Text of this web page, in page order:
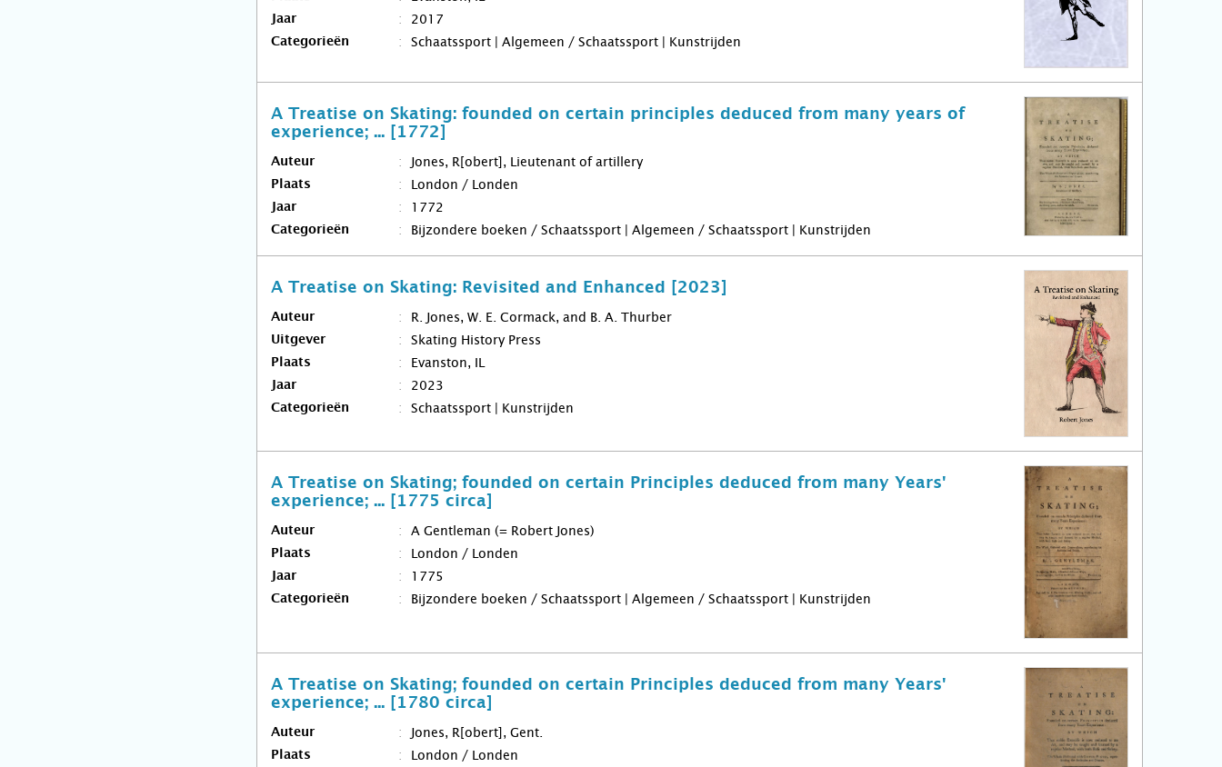
Jaar 2017
Categorieën Schaatssport | Algemeen / Schaatssport | Kunstrijden
A Treatise on Skating: founded on certain principles deduced from many years of
experience; ... [1772]
Auteur Jones, R[obert], Lieutenant of artillery
Plaats London / Londen
Jaar 1772
Categorieën Bijzondere boeken / Schaatssport | Algemeen / Schaatssport | Kunstrijden
A Treatise on Skating: Revisited and Enhanced [2023]
Auteur R. Jones, W. E. Cormack, and B. A. Thurber
Uitgever Skating History Press
Plaats Evanston, IL
Jaar 2023
Categorieën Schaatssport | Kunstrijden
A Treatise on Skating; founded on certain Principles deduced from many Years'
experience; ... [1775 circa]
Auteur A Gentleman (= Robert Jones)
Plaats London / Londen
Jaar 1775
Categorieën Bijzondere boeken / Schaatssport | Algemeen / Schaatssport | Kunstrijden
A Treatise on Skating; founded on certain Principles deduced from many Years'
experience; ... [1780 circa]
Auteur Jones, R[obert], Gent.
Plaats London / Londen